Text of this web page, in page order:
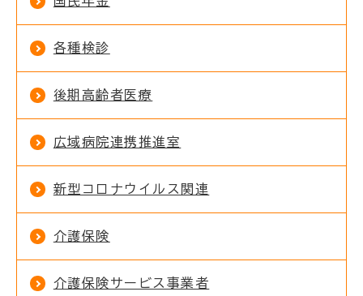
各種検診
後期高齢者医療
広域病院連携推進室
新型コロナウイルス関連
介護保険
介護保険サービス事業者